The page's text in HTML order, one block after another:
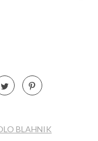
BLAHNIK